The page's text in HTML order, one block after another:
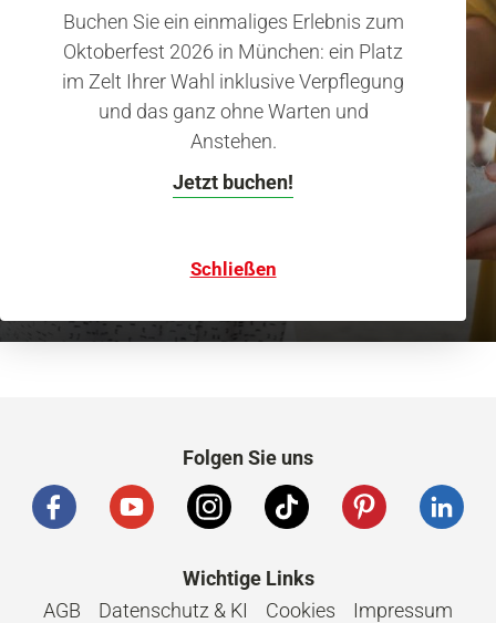
Buchen Sie ein einmaliges Erlebnis zum
Oktoberfest 2026 in München: ein Platz
im Zelt Ihrer Wahl inklusive Verpflegung
und das ganz ohne Warten und
Anstehen.
Jetzt buchen!
Schließen
Ein Jahr in München
Veranstaltungskalender
Tipps für das ganze Jahr.
Folgen Sie uns
Wichtige Links
AGB
Datenschutz & KI Cookies
Impressum